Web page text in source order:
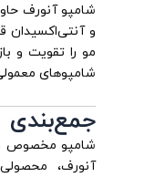
شامپو آنورف
و آنتی‌اکسیدان
مو را تقویت و
شامپوهای
جمع‌بندی
شامپو مخصوص
آنورف،